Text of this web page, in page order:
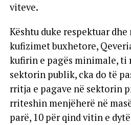
viteve.
Kështu duke respektuar
kufizimet buxhetore,
kufirin e pagës minimale,
sektorin publik, cka do të
rritja e pagave në sektorin
rriteshin menjëherë në
parë, 10 për qind vitin e